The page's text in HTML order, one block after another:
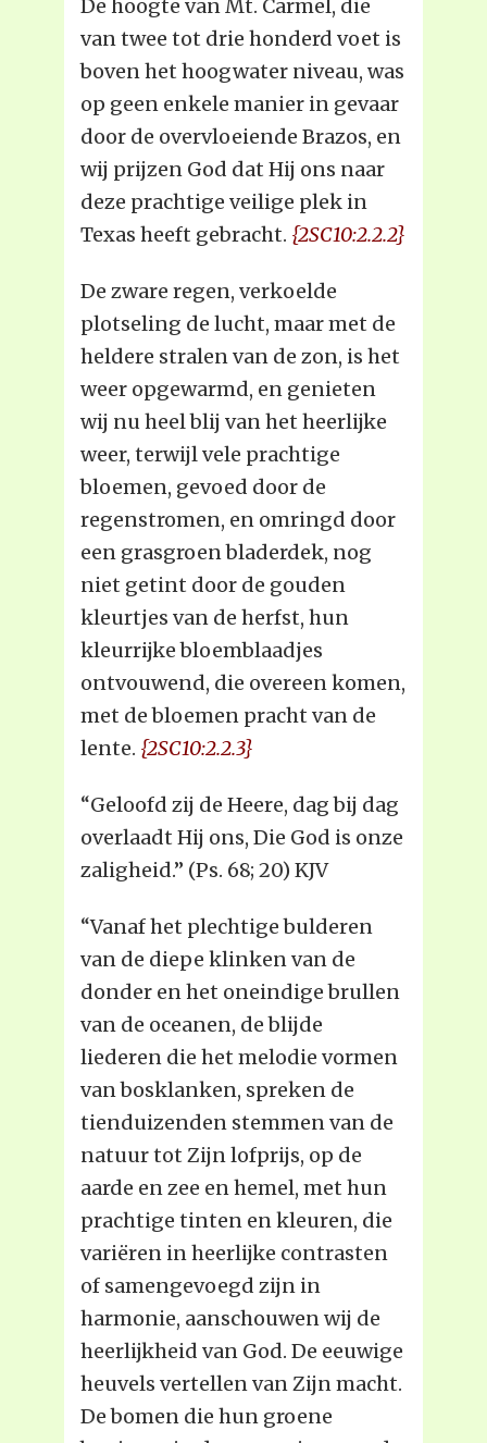
De hoogte van Mt. Carmel, die
van twee tot drie honderd voet is
boven het hoogwater niveau, was
op geen enkele manier in gevaar
door de overvloeiende Brazos, en
wij prijzen God dat Hij ons naar
deze prachtige veilige plek in
Texas heeft gebracht. {2SC10:2.2.2}
De zware regen, verkoelde
plotseling de lucht, maar met de
heldere stralen van de zon, is het
weer opgewarmd, en genieten
wij nu heel blij van het heerlijke
weer, terwijl vele prachtige
bloemen, gevoed door de
regenstromen, en omringd door
een grasgroen bladerdek, nog
niet getint door de gouden
kleurtjes van de herfst, hun
kleurrijke bloemblaadjes
ontvouwend, die overeen komen,
met de bloemen pracht van de
lente. {2SC10:2.2.3}
“Geloofd zij de Heere, dag bij dag
overlaadt Hij ons, Die God is onze
zaligheid.” (Ps. 68; 20) KJV
“Vanaf het plechtige bulderen
van de diepe klinken van de
donder en het oneindige brullen
van de oceanen, de blijde
liederen die het melodie vormen
van bosklanken, spreken de
tienduizenden stemmen van de
natuur tot Zijn lofprijs, op de
aarde en zee en hemel, met hun
prachtige tinten en kleuren, die
variëren in heerlijke contrasten
of samengevoegd zijn in
harmonie, aanschouwen wij de
heerlijkheid van God. De eeuwige
heuvels vertellen van Zijn macht.
De bomen die hun groene